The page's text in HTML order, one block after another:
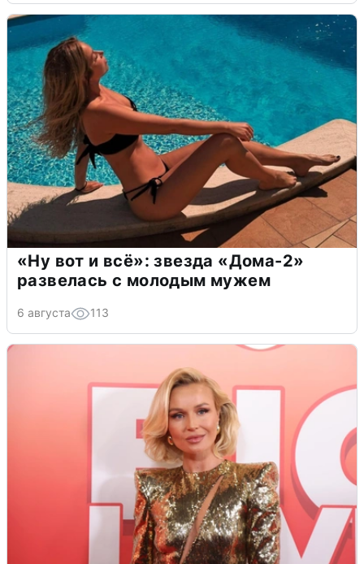
«Ну вот и всё»: звезда «Дома-2»
развелась с молодым мужем
6 августа 113